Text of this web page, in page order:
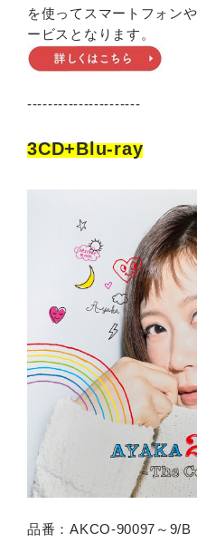
を使ってスマートフォン
ービスとなります。
----------------------
3CD+Blu-ray
品番：AKCO-90097～9/B